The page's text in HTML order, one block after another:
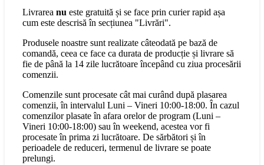
Livrarea nu este gratuită și se face prin curier rapid așa
cum este descrisă în secțiunea "Livrări".
Produsele noastre sunt realizate câteodată pe bază de
comandă, ceea ce face ca durata de producție și livrare să
fie de până la 14 zile lucrătoare începând cu ziua procesării
comenzii.
Comenzile sunt procesate cât mai curând după plasarea
comenzii, în intervalul Luni – Vineri 10:00-18:00. În cazul
comenzilor plasate în afara orelor de program (Luni –
Vineri 10:00-18:00) sau în weekend, acestea vor fi
procesate în prima zi lucrătoare. De sărbători și în
perioadele de reduceri, termenul de livrare se poate
prelungi.